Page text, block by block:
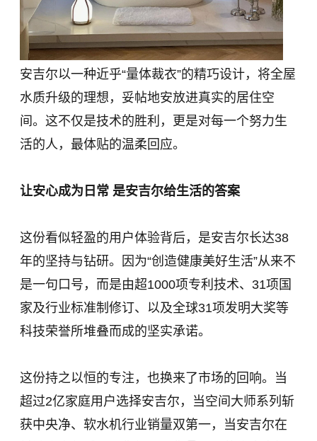
安吉尔以一种近乎“量体裁衣”的精巧设计，将全屋
水质升级的理想，妥帖地安放进真实的居住空
间。这不仅是技术的胜利，更是对每一个努力生
活的人，最体贴的温柔回应。
让安心成为日常 是安吉尔给生活的答案
这份看似轻盈的用户体验背后，是安吉尔长达38
年的坚持与钻研。因为“创造健康美好生活”从来不
是一句口号，而是由超1000项专利技术、31项国
家及行业标准制修订、以及全球31项发明大奖等
科技荣誉所堆叠而成的坚实承诺。
这份持之以恒的专注，也换来了市场的回响。当
超过2亿家庭用户选择安吉尔，当空间大师系列斩
获中央净、软水机行业销量双第一，当安吉尔在